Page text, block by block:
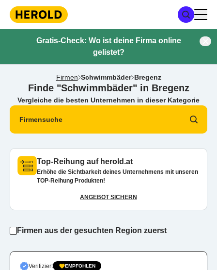
Gratis-Check: Wo ist deine Firma online
gelistet?
Firmen Schwimmbäder Bregenz
Finde "Schwimmbäder" in Bregenz
Vergleiche die besten Unternehmen in dieser Kategorie
Firmensuche
Top-Reihung auf herold.at
Erhöhe die Sichtbarkeit deines Unternehmens mit unseren
TOP-Reihung Produkten!
ANGEBOT SICHERN
Firmen aus der gesuchten Region zuerst
Verifiziert EMPFOHLEN